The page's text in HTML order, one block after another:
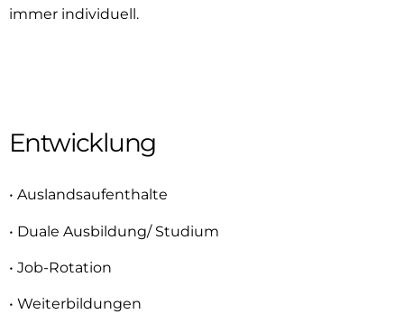
immer individuell.
Entwicklung
• Auslandsaufenthalte
• Duale Ausbildung/ Studium
• Job-Rotation
• Weiterbildungen